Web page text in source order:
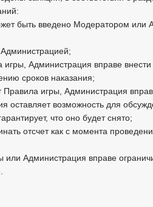
быть введено Модератором или
Администрация вправе
сроков наказания;
игры, Администрация
возможность для
что оно будет снято;
отсчет как с момента
Администрация вправе